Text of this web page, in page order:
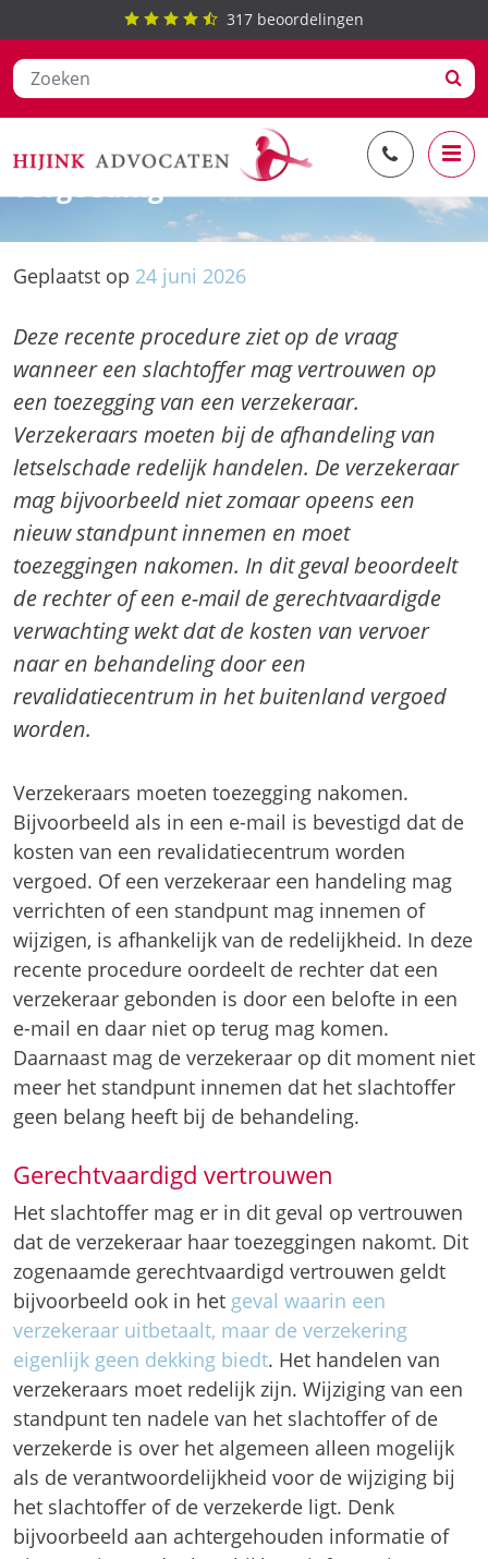
naar
de
317 beoordelingen
Toezegging verzekeraar over
vergoeding
Geplaatst op 24 juni 2026
Deze recente procedure ziet op de vraag
wanneer een slachtoffer mag vertrouwen op
een toezegging van een verzekeraar.
Verzekeraars moeten bij de afhandeling van
letselschade redelijk handelen. De verzekeraar
mag bijvoorbeeld niet zomaar opeens een
nieuw standpunt innemen en moet
toezeggingen nakomen. In dit geval beoordeelt
de rechter of een e-mail de gerechtvaardigde
verwachting wekt dat de kosten van vervoer
naar en behandeling door een
revalidatiecentrum in het buitenland vergoed
worden.
Verzekeraars moeten toezegging nakomen.
Bijvoorbeeld als in een e-mail is bevestigd dat de
kosten van een revalidatiecentrum worden
vergoed. Of een verzekeraar een handeling mag
verrichten of een standpunt mag innemen of
wijzigen, is afhankelijk van de redelijkheid. In deze
recente procedure oordeelt de rechter dat een
verzekeraar gebonden is door een belofte in een
e-mail en daar niet op terug mag komen.
Daarnaast mag de verzekeraar op dit moment niet
meer het standpunt innemen dat het slachtoffer
geen belang heeft bij de behandeling.
Gerechtvaardigd vertrouwen
Het slachtoffer mag er in dit geval op vertrouwen
dat de verzekeraar haar toezeggingen nakomt. Dit
zogenaamde gerechtvaardigd vertrouwen geldt
bijvoorbeeld ook in het geval waarin een
verzekeraar uitbetaalt, maar de verzekering
eigenlijk geen dekking biedt. Het handelen van
verzekeraars moet redelijk zijn. Wijziging van een
standpunt ten nadele van het slachtoffer of de
verzekerde is over het algemeen alleen mogelijk
als de verantwoordelijkheid voor de wijziging bij
het slachtoffer of de verzekerde ligt. Denk
bijvoorbeeld aan achtergehouden informatie of